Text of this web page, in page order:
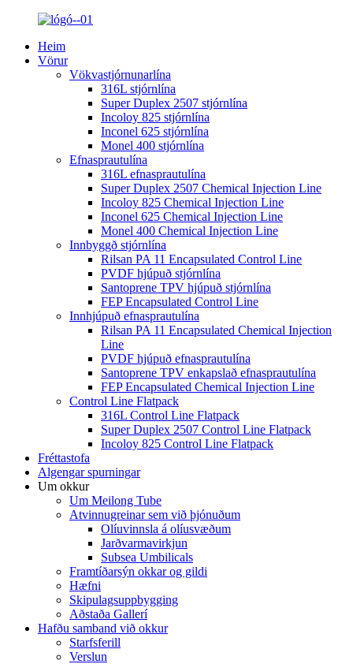
Heim
Vörur
Vökvastjórnunarlína
316L stjórnlína
Super Duplex 2507 stjórnlína
Incoloy 825 stjórnlína
Inconel 625 stjórnlína
Monel 400 stjórnlína
Efnasprautulína
316L efnasprautulína
Super Duplex 2507 Chemical Injection Line
Incoloy 825 Chemical Injection Line
Inconel 625 Chemical Injection Line
Monel 400 Chemical Injection Line
Innbyggð stjórnlína
Rilsan PA 11 Encapsulated Control Line
PVDF hjúpuð stjórnlína
Santoprene TPV hjúpuð stjórnlína
FEP Encapsulated Control Line
Innhjúpuð efnasprautulína
Rilsan PA 11 Encapsulated Chemical Injection
Line
PVDF hjúpuð efnasprautulína
Santoprene TPV enkapslað efnasprautulína
FEP Encapsulated Chemical Injection Line
Control Line Flatpack
316L Control Line Flatpack
Super Duplex 2507 Control Line Flatpack
Incoloy 825 Control Line Flatpack
Fréttastofa
Algengar spurningar
Um okkur
Um Meilong Tube
Atvinnugreinar sem við þjónuðum
Olíuvinnsla á olíusvæðum
Jarðvarmavirkjun
Subsea Umbilicals
Framtíðarsýn okkar og gildi
Hæfni
Skipulagsuppbygging
Aðstaða Gallerí
Hafðu samband við okkur
Starfsferill
Verslun